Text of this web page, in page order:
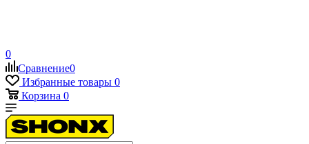
0
Сравнение0
Избранные товары 0
Корзина 0